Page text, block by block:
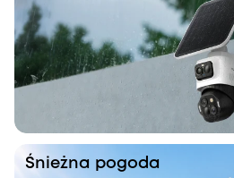
Śnieżna pogoda